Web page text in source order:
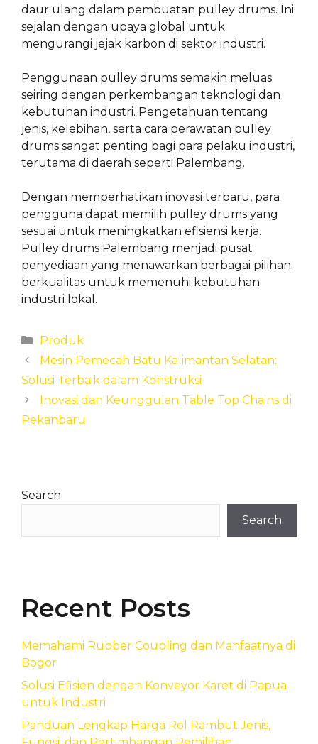
daur ulang dalam pembuatan pulley drums. Ini
sejalan dengan upaya global untuk
mengurangi jejak karbon di sektor industri.
Penggunaan pulley drums semakin meluas
seiring dengan perkembangan teknologi dan
kebutuhan industri. Pengetahuan tentang
jenis, kelebihan, serta cara perawatan pulley
drums sangat penting bagi para pelaku industri,
terutama di daerah seperti Palembang.
Dengan memperhatikan inovasi terbaru, para
pengguna dapat memilih pulley drums yang
sesuai untuk meningkatkan efisiensi kerja.
Pulley drums Palembang menjadi pusat
penyediaan yang menawarkan berbagai pilihan
berkualitas untuk memenuhi kebutuhan
industri lokal.
Categories
Produk
Mesin Pemecah Batu Kalimantan Selatan:
Solusi Terbaik dalam Konstruksi
Inovasi dan Keunggulan Table Top Chains di
Pekanbaru
Search
Search
Recent Posts
Memahami Rubber Coupling dan Manfaatnya di
Bogor
Solusi Efisien dengan Konveyor Karet di Papua
untuk Industri
Panduan Lengkap Harga Rol Rambut Jenis,